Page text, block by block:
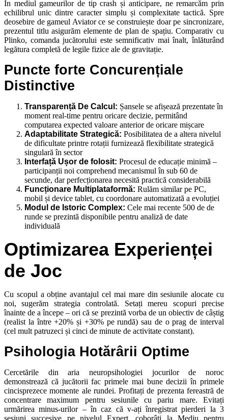
În mediul gameurilor de tip crash și anticipare, ne remarcăm prin
echilibrul unic dintre caracter simplu și complexitate tactică. Spre
deosebire de gameul Aviator ce se construiește doar pe sincronizare,
prezentul titlu asigurăm elemente de plan de spațiu. Comparativ cu
Plinko, comanda jucătorului este semnificativ mai înalt, înlăturând
legătura completă de legile fizice ale de gravitație.
Puncte forte Concurențiale
Distinctive
Transparență De Calcul: Șansele se afișează prezentate în
moment real-time pentru oricare decizie, permitând
computarea expected valoare anterior de oricare mișcare
Adaptabilitate Strategică: Posibilitatea de a altera nivelul
de dificultate printre rotații furnizează flexibilitate strategică
singulară în sector
Interfață Ușor de folosit: Procesul de educație minimă –
participanții noi comprehend mecanismul în sub 60 de
secunde, dar perfecționarea necesită practică considerabilă
Funcționare Multiplataformă: Rulăm similar pe PC,
mobil și device tablet, cu coordonare automatizată a evoluției
Modul de Istoric Complex: Cele mai recente 500 de de
runde se prezintă disponibile pentru analiză de date
individuală
Optimizarea Experienței
de Joc
Cu scopul a obține avantajul cel mai mare din sesiunile alocate cu
noi, sugerăm strategia controlată. Setați mereu scopuri precise
înainte de a începe – ori că se prezintă vorba de un obiectiv de câștig
(realist la între +20% și +30% pe rundă) sau de o prag de interval
(cel mult patruzeci și cinci de minute de activitate constant).
Psihologia Hotărârii Optime
Cercetările din aria neuropsihologiei jocurilor de noroc
demonstrează că jucătorii fac primele mai bune decizii în primele
cincisprezece momente ale rundei. Profitați de prezenta fereastră de
concentrare maximum pentru sesiunile cu pariu mare. Evitați
urmărirea minus-urilor – în caz că v-ați înregistrat pierderi la 3
sesiuni succesive pe nivelul Expert, coborâți la Mediu pentru